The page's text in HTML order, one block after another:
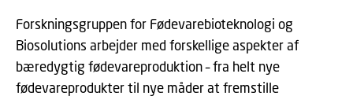
Forskningsgruppen for Fødevarebioteknologi og
Biosolutions arbejder med forskellige aspekter af
bæredygtig fødevareproduktion – fra helt nye
fødevareprodukter til nye måder at fremstille